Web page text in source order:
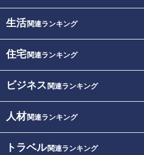
生活関連ランキング
住宅関連ランキング
ビジネス 関連ランキング
人材関連ランキング
トラベル関連ランキング